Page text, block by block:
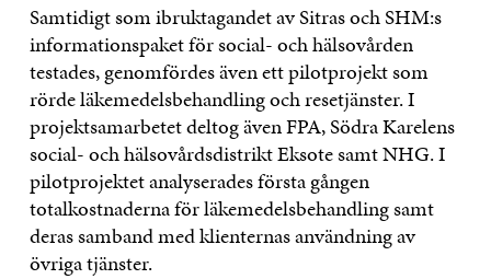
Samtidigt som ibruktagandet av Sitras och SHM:s
informationspaket för social- och hälsovården
testades, genomfördes även ett pilotprojekt som
rörde läkemedelsbehandling och resetjänster. I
projektsamarbetet deltog även FPA, Södra Karelens
social- och hälsovårdsdistrikt Eksote samt NHG. I
pilotprojektet analyserades första gången
totalkostnaderna för läkemedelsbehandling samt
deras samband med klienternas användning av
övriga tjänster.